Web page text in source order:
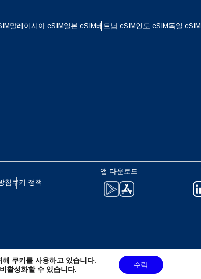
말레이시아 eSIM일본 eSIM베트남 eSIM인도 eSIM독일 eSIM
침쿠키 정책
앱 다운로드
Español
Português
繁體中文
NZD - 뉴질랜드 달러
쿠키를 사용하고 있습니다.
활성화할 수 있습니다.
수락